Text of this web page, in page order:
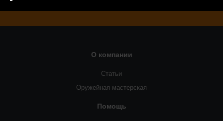
О компании
Статьи
Оружейная мастерская
Помощь